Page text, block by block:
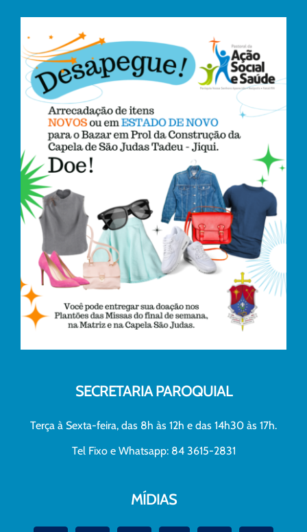
SECRETARIA PAROQUIAL
Terça à Sexta-feira, das 8h às 12h e das 14h30 às 17h.
Tel Fixo e Whatsapp: 84 3615-2831
MÍDIAS